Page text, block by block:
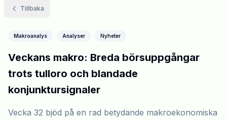
Tillbaka
Makroanalys Analyser Nyheter
Veckans makro: Breda börsuppgångar
trots tulloro och blandade
konjunktursignaler
Vecka 32 bjöd på en rad betydande makroekonomiska